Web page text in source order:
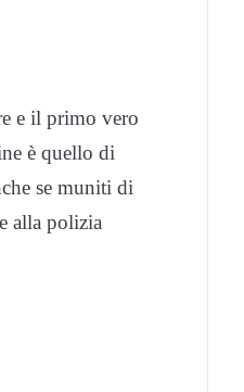
e il primo vero
è quello di
se muniti di
alla polizia